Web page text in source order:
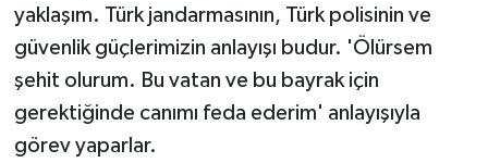
yaklaşım. Türk jandarmasının, Türk polisinin ve
güvenlik güçlerimizin anlayışı budur. 'Ölürsem
şehit olurum. Bu vatan ve bu bayrak için
gerektiğinde canımı feda ederim' anlayışıyla
görev yaparlar.